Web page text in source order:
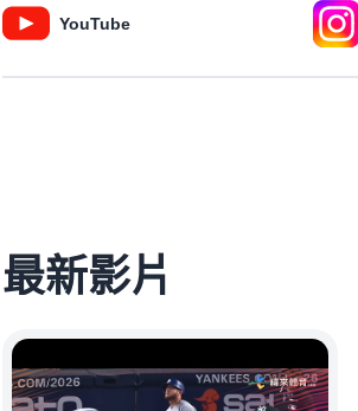
YouTube
最新影片